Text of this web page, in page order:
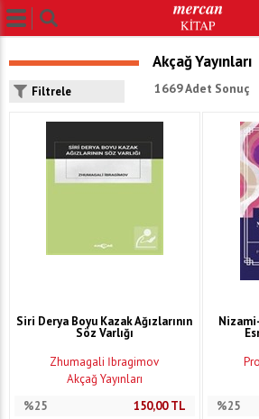
Akçağ Yayınları
Filtrele 1669 Adet Sonuç
Siri Derya Boyu Kazak Ağızlarının
Söz Varlığı
Zhumagali İbragimov
Akçağ Yayınları
%25
150,00TL
%25